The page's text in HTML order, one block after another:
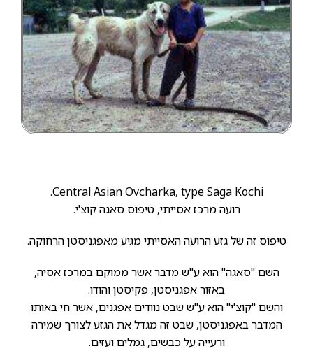
Central Asian Ovcharka, type Saga Kochi.
רועה מרכז אסייתי, טיפוס סאגה קוצ'י.
טיפוס זה של גזע הרועה האסייתי מגיע מאפגניסטן הרחוקה.
השם "סאגה" הוא ע"ש מדבר אשר ממוקם במרכז אסיה,
באזור אפגניסטן, פקיסטן והודו.
והשם "קוצ'י" הוא ע"ש שבט נוודים אפגנים, אשר חי באותו
המדבר באפגניסטן, שבט זה מגדל את הגזע לצורך שמירה
ורעייה על כבשים, גמלים ועזים.